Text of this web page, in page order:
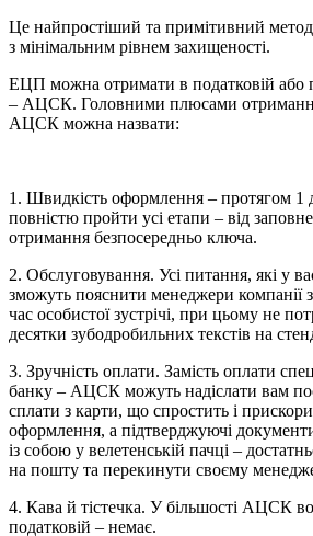
Це найпростіший та примітивний метод
з мінімальним рівнем захищеності.
ЕЦП можна отримати в податковій або
– АЦСК. Головними плюсами
АЦСК можна назвати:
1. Швидкість оформлення – протягом 1
повністю пройти усі етапи – від
отримання безпосередньо ключа.
2. Обслуговування. Усі питання, які у
зможуть пояснити менеджери компанії
час особистої зустрічі, при цьому не
десятки зубодробильних текстів на
3. Зручність оплати. Замість оплати
банку – АЦСК можуть надіслати вам
сплати з карти, що спростить і
оформлення, а підтверджуючі
із собою у велетенській пачці –
на пошту та перекинути своєму
4. Кава й тістечка. У більшості АЦСК
податковій – немає.